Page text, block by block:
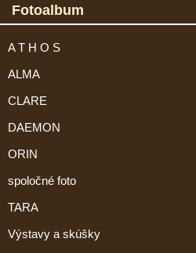
Fotoalbum
A T H O S
ALMA
CLARE
DAEMON
ORIN
spoločné foto
TARA
Výstavy a skúšky